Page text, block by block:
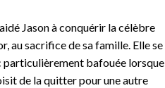
Jason à conquérir la célèbre
au sacrifice de sa famille. Elle se
particulièrement bafouée lorsque
de la quitter pour une autre